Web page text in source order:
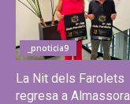
_pnoticia9
La Nit dels Farolets
regresa a Almassora